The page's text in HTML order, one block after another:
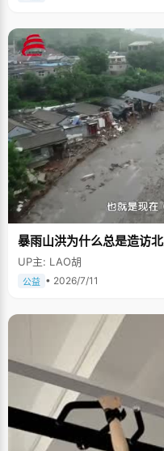
暴雨山洪为什么总是造访北
UP主: LAO胡
公益 • 2026/7/11